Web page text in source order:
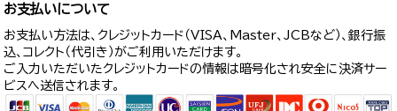
お支払いについて
お支払い方法は、クレジットカード（VISA、Master、JCBなど）、銀行振
込、コレクト（代引き）がご利用いただけます。
ご入力いただいたクレジットカードの情報は暗号化され安全に決済サー
ビスへ送信されます。